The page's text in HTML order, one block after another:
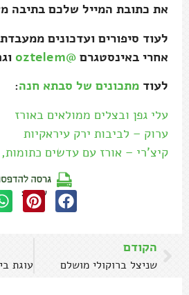
את כתובת המייל שלכם בתיבה
לעוד סיפורים ועדכונים
אחרי באינסטגרם @oztelem
לעוד מתכונים של סבתא חנה:
עלי גפן ובצלים ממולאים באורז
ערוק – לביבות ירק עיראקיות
קיצ'רי – אורז עם עדשים כתומות,
שתפו:
הקודם
שניצל ברוקולי מושלם